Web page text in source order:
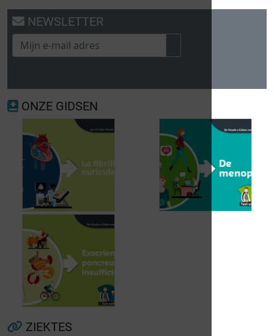
NEWSLETTER
ONZE GIDSEN
Voorkamerfibrillatie
ZIEKTES